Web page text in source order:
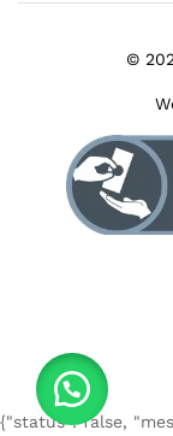
©
{"status": false,